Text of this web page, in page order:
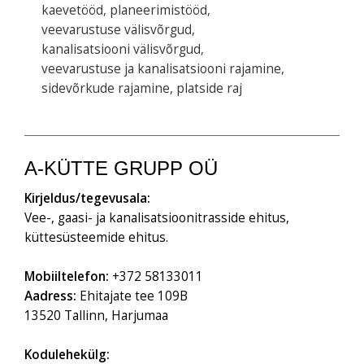
kaevetööd, planeerimistööd,
veevarustuse välisvõrgud,
kanalisatsiooni välisvõrgud,
veevarustuse ja kanalisatsiooni rajamine,
sidevõrkude rajamine, platside raj
A-KÜTTE GRUPP OÜ
Kirjeldus/tegevusala:
Vee-, gaasi- ja kanalisatsioonitrasside ehitus,
küttesüsteemide ehitus.
Mobiiltelefon: +372 58133011
Aadress: Ehitajate tee 109B
13520 Tallinn, Harjumaa
Kodulehekülg: